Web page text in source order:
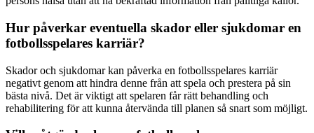
Hur påverkar eventuella skador eller sjukdomar en
fotbollsspelares karriär?
Skador och sjukdomar kan påverka en fotbollsspelares karriär
negativt genom att hindra denne från att spela och prestera på sin
bästa nivå. Det är viktigt att spelaren får rätt behandling och
rehabilitering för att kunna återvända till planen så snart som möjligt.